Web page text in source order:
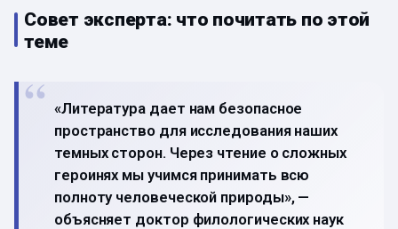
Совет эксперта: что почитать по этой
теме
«Литература дает нам безопасное
пространство для исследования наших
темных сторон. Через чтение о сложных
героинях мы учимся принимать всю
полноту человеческой природы», —
объясняет доктор филологических наук